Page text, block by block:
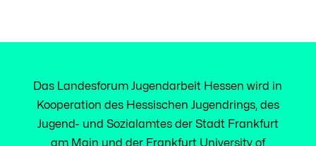
Das Landesforum Jugendarbeit Hessen wird in
Kooperation des Hessischen Jugendrings, des
Jugend- und Sozialamtes der Stadt Frankfurt
am Main und der Frankfurt University of